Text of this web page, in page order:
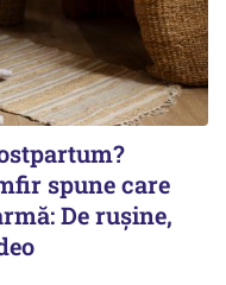
spune care
De rușine,